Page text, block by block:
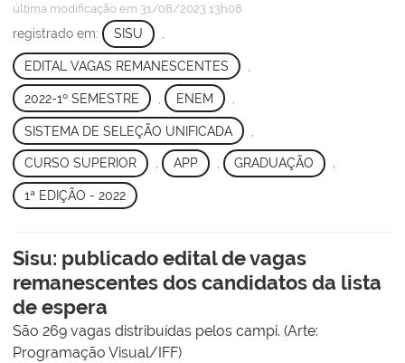
última modificação em 31/08/2023 13h08
registrado em: SISU ,
EDITAL VAGAS REMANESCENTES
2022-1º SEMESTRE ENEM
SISTEMA DE SELEÇÃO UNIFICADA
CURSO SUPERIOR , APP , GRADUAÇÃO ,
1ª EDIÇÃO - 2022
Sisu: publicado edital de vagas
remanescentes dos candidatos da lista
de espera
São 269 vagas distribuídas pelos campi. (Arte:
Programação Visual/IFF)